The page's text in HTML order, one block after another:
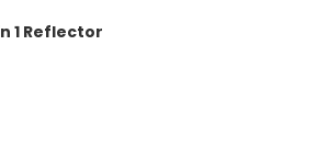
1 Reflector